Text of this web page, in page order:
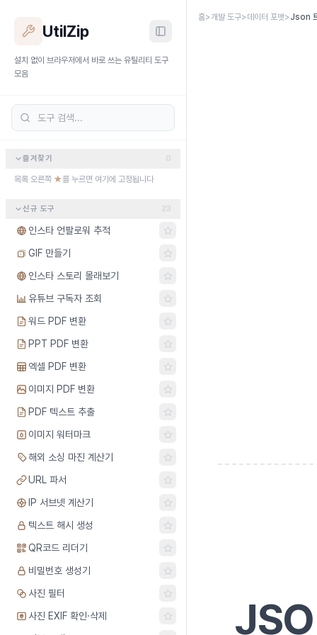
UtilZip
설치 없이 브라우저에서 바로 쓰는 유틸리티 도구
모음
즐겨찾기 0
목록 오른쪽 ★를 누르면 여기에 고정됩니다
신규 도구 23
인스타 언팔로워 추적
GIF 만들기
인스타 스토리 몰래보기
유튜브 구독자 조회
워드 PDF 변환
PPT PDF 변환
엑셀 PDF 변환
이미지 PDF 변환
PDF 텍스트 추출
이미지 워터마크
해외 소싱 마진 계산기
URL 파서
IP 서브넷 계산기
텍스트 해시 생성
QR코드 리더기
비밀번호 생성기
사진 필터
사진 EXIF 확인·삭제
홈>개발 도구>데이터 포맷>Json